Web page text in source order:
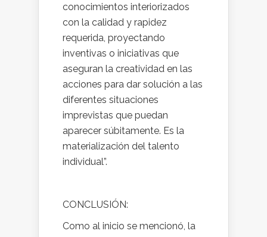
conocimientos interiorizados
con la calidad y rapidez
requerida, proyectando
inventivas o iniciativas que
aseguran la creatividad en las
acciones para dar solución a las
diferentes situaciones
imprevistas que puedan
aparecer súbitamente. Es la
materialización del talento
individual”.
CONCLUSIÓN:
Como al inicio se mencionó, la